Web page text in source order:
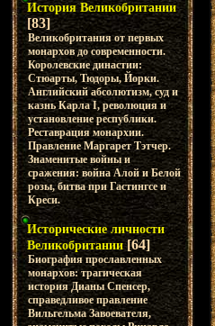
История Великобритании
[83]
Великобритания от первых
монархов до современности.
Королевские династии:
Стюарты, Тюдоры, Йорки.
Английский абсолютизм, суд и
казнь Карла I, революция и
установление республики.
Реставрация монархии.
Правление Маргарет Тэтчер.
Знаменитые войны и
сражения: война Алой и Белой
розы, битва при Гастингсе и
Креси.
Исторические личности
Великобритании [64]
Биография прославленных
монархов: трагическая
история Дианы Спенсер,
справедливое правление
Вильгельма Завоевателя,